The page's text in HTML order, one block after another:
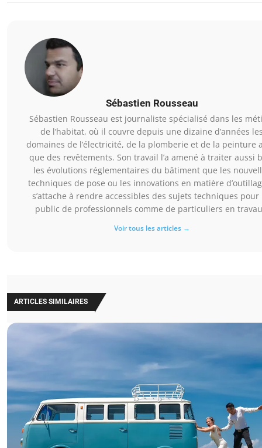
Sébastien Rousseau
Sébastien Rousseau est journaliste spécialisé dans les
de l’habitat, où il couvre depuis une dizaine d’années
domaines de l’électricité, de la plomberie et de la peinture
que des revêtements. Son travail l’a amené à traiter aussi
les évolutions réglementaires du bâtiment que les
techniques de pose ou les innovations en matière
s’attache à rendre accessibles des sujets techniques pour
public de professionnels comme de particuliers en
Voir tous les articles →
ARTICLES SIMILAIRES